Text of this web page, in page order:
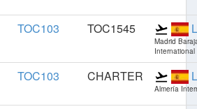
TOC103 TOC1545
Madrid
International
TOC103 CHARTER
Almería